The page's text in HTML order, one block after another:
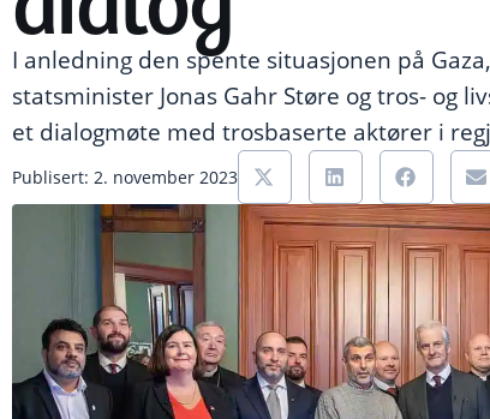
I anledning den spente situasjonen på
statsminister Jonas Gahr Støre og tros- og
et dialogmøte med trosbaserte aktører i
Publisert: 2. november 2023